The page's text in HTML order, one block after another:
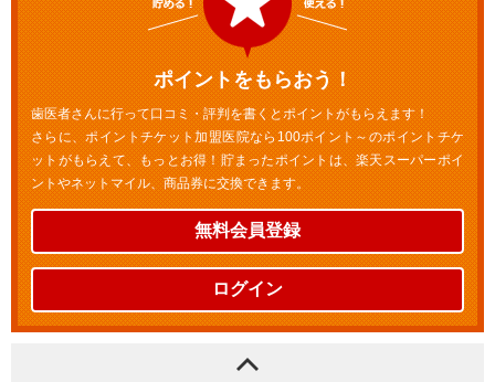
ポイントをもらおう！
歯医者さんに行って口コミ・評判を書くとポイントがもらえます！
さらに、ポイントチケット加盟医院なら100ポイント～のポイントチケ
ットがもらえて、もっとお得！貯まったポイントは、楽天スーパーポイ
ントやネットマイル、商品券に交換できます。
無料会員登録
ログイン